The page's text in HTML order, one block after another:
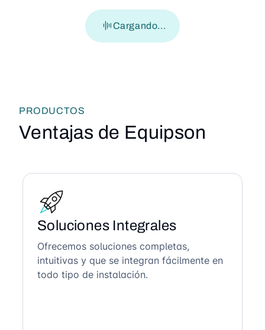
Cargando...
PRODUCTOS
Ventajas de Equipson
Soluciones Integrales
Ofrecemos soluciones completas,
intuitivas y que se integran fácilmente en
todo tipo de instalación.